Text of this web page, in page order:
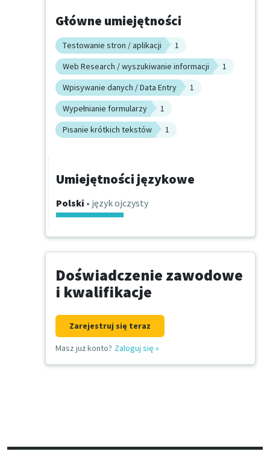
Główne umiejętności
Testowanie stron / aplikacji
1
Web Research / wyszukiwanie informacji
1
Wpisywanie danych / Data Entry
1
Wypełnianie formularzy
1
Pisanie krótkich tekstów
1
Umiejętności językowe
Polski • język ojczysty
Doświadczenie zawodowe
i kwalifikacje
Zarejestruj się teraz
Masz już konto? Zaloguj się »